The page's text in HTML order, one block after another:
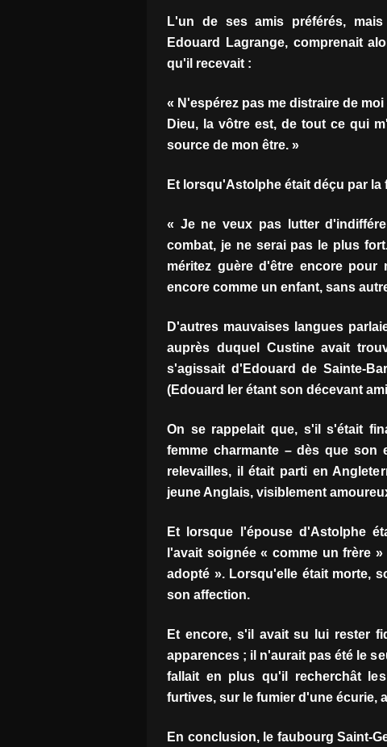
L'un de ses amis préférés,
Edouard Lagrange, comprenait
qu'il recevait :
« N'espérez pas me distraire de
Dieu, la vôtre est, de tout ce qui
source de mon être. »
Et lorsqu'Astolphe était déçu par
« Je ne veux pas lutter
combat, je ne serai pas le plus
méritez guère d'être encore
encore comme un enfant, sans
D'autres mauvaises langues
auprès duquel Custine avait
s'agissait d'Edouard de Sainte-
(Edouard Ier étant son décevant
On se rappelait que, s'il s'était
femme charmante – dès que son
relevailles, il était parti en
jeune Anglais, visiblement
Et lorsque l'épouse d'Astolphe
l'avait soignée « comme un frère
adopté ». Lorsqu'elle était morte,
son affection.
Et encore, s'il avait su lui rester
apparences ; il n'aurait pas été le
fallait en plus qu'il recherchât
furtives, sur le fumier d'une écurie,
En conclusion, le faubourg Saint-